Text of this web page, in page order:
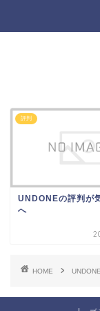
評判
UNDONEの評判が
へ
HOME